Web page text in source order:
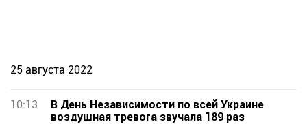
25 августа 2022
10:13
В День Независимости по всей Украине
воздушная тревога звучала 189 раз